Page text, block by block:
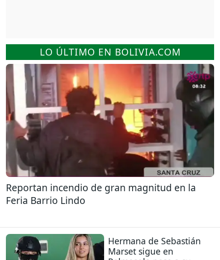
LO ÚLTIMO EN BOLIVIA.COM
Reportan incendio de gran magnitud en la
Feria Barrio Lindo
Hermana de Sebastián
Marset sigue en